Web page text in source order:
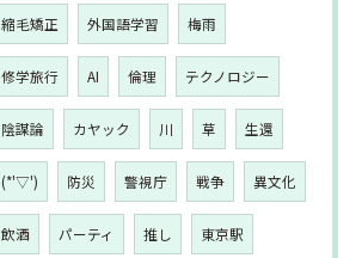
縮毛矯正 外国語学習 梅雨
修学旅行 AI 倫理 テクノロジー
陰謀論 カヤック 川 草 生還
(*'▽') 防災 警視庁 戦争 異文化
飲酒 パーティ 推し 東京駅